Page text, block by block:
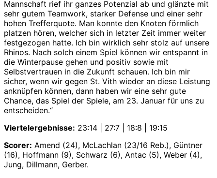
Mannschaft rief ihr ganzes Potenzial ab und glänzte mit
sehr gutem Teamwork, starker Defense und einer sehr
hohen Trefferquote. Man konnte den Knoten förmlich
platzen hören, welcher sich in letzter Zeit immer weiter
festgezogen hatte. Ich bin wirklich sehr stolz auf unsere
Rhinos. Nach solch einem Spiel können wir entspannt in
die Winterpause gehen und positiv sowie mit
Selbstvertrauen in die Zukunft schauen. Ich bin mir
sicher, wenn wir gegen St. Vith wieder an diese Leistung
anknüpfen können, dann haben wir eine sehr gute
Chance, das Spiel der Spiele, am 23. Januar für uns zu
entscheiden.“
Viertelergebnisse: 23:14 | 27:7 | 18:8 | 19:15
Scorer: Amend (24), McLachlan (23/16 Reb.), Güntner
(16), Hoffmann (9), Schwarz (6), Antac (5), Weber (4),
Jung, Dillmann, Gerber.